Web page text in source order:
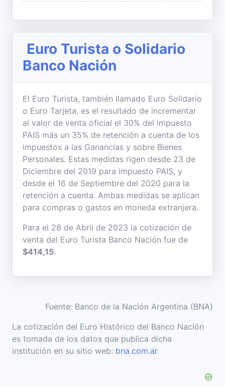
Euro Turista o Solidario
Banco Nación
El Euro Turista, también llamado Euro Solidario
o Euro Tarjeta, es el resultado de incrementar
al valor de venta oficial el 30% del impuesto
PAIS más un 35% de retención a cuenta de los
impuestos a las Ganancias y sobre Bienes
Personales. Estas medidas rigen desde 23 de
Diciembre del 2019 para impuesto PAIS, y
desde el 16 de Septiembre del 2020 para la
retención a cuenta. Ambas medidas se aplican
para compras o gastos en moneda extranjera.
Para el 28 de Abril de 2023 la cotización de
venta del Euro Turista Banco Nación fue de
$414,15.
Fuente: Banco de la Nación Argentina (BNA)
La cotización del Euro Histórico del Banco Nación
es tomada de los datos que publica dicha
institución en su sitio web: bna.com.ar